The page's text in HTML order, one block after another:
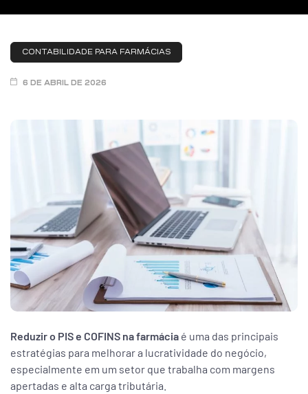
CONTABILIDADE PARA FARMÁCIAS
6 DE ABRIL DE 2026
Reduzir o PIS e COFINS na farmácia é uma das principais
estratégias para melhorar a lucratividade do negócio,
especialmente em um setor que trabalha com margens
apertadas e alta carga tributária.